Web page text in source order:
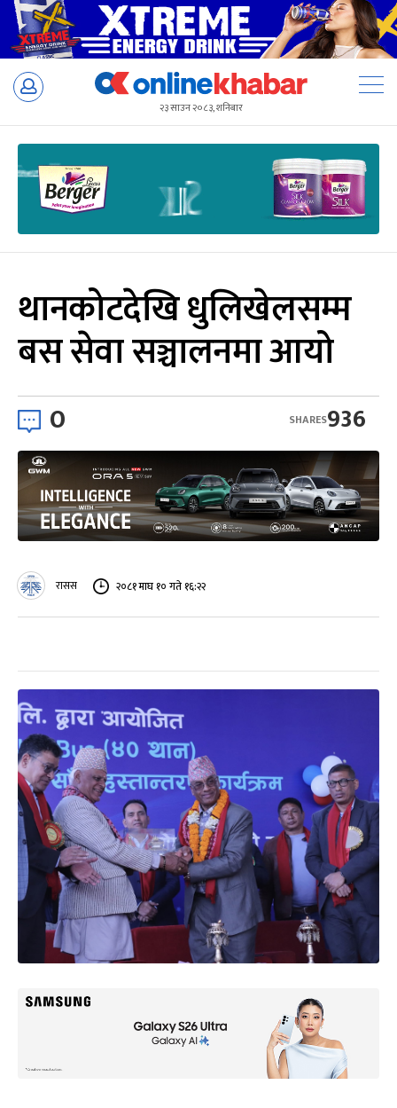
Skip
२३ साउन २०८३, शनिबार
थानकोटदेखि धुलिखेलसम्म
बस सेवा सञ्चालनमा आयो
0 936
SHARES
रासस २०८१ माघ १० गते १६:२२